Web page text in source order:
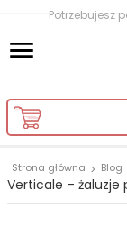
Potrzebujesz
Strona główna Blog
Verticale – żaluzje